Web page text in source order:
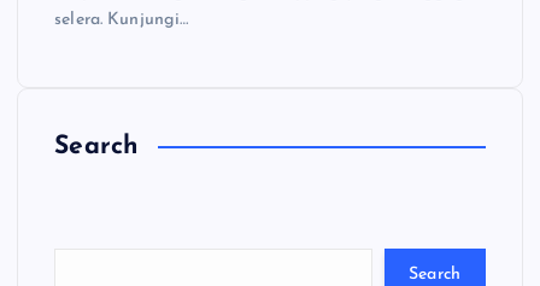
selera. Kunjungi…
Search
Search